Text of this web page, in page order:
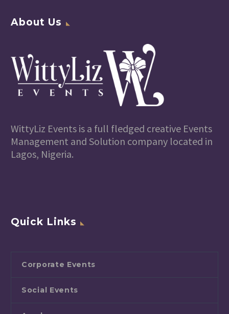
About Us
WittyLiz Events is a full fledged creative Events
Management and Solution company located in
Lagos, Nigeria.
Quick Links
Corporate Events
Social Events